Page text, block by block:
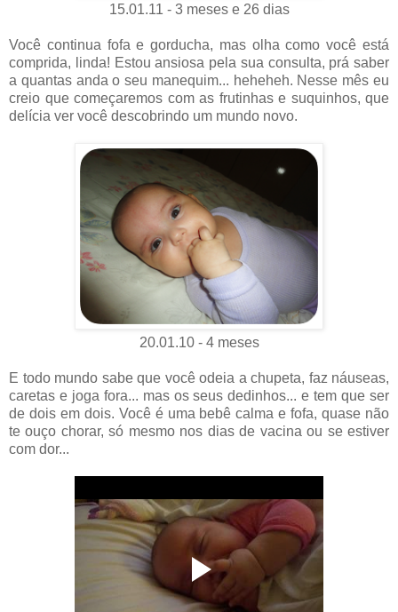
15.01.11 - 3 meses e 26 dias
Você continua fofa e gorducha, mas olha como você está
comprida, linda! Estou ansiosa pela sua consulta, prá saber
a quantas anda o seu manequim... heheheh. Nesse mês eu
creio que começaremos com as frutinhas e suquinhos, que
delícia ver você descobrindo um mundo novo.
20.01.10 - 4 meses
E todo mundo sabe que você odeia a chupeta, faz náuseas,
caretas e joga fora... mas os seus dedinhos... e tem que ser
de dois em dois. Você é uma bebê calma e fofa, quase não
te ouço chorar, só mesmo nos dias de vacina ou se estiver
com dor...